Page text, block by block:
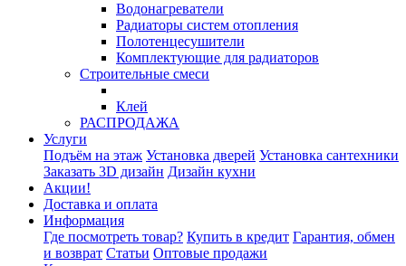
Водонагреватели
Радиаторы систем отопления
Полотенцесушители
Комплектующие для радиаторов
Строительные смеси
Клей
РАСПРОДАЖА
Услуги
Подъём на этаж Установка дверей Установка сантехники
Заказать 3D дизайн Дизайн кухни
Акции!
Доставка и оплата
Информация
Где посмотреть товар? Купить в кредит Гарантия, обмен
и возврат Статьи Оптовые продажи